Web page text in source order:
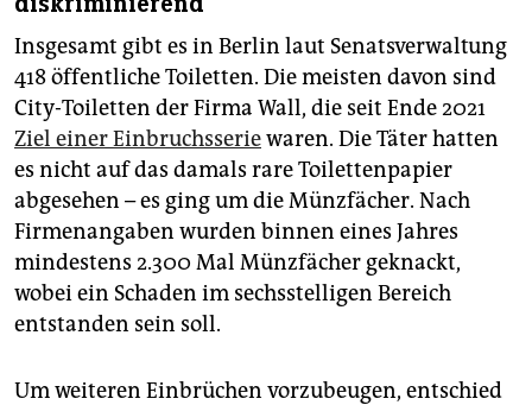
Insgesamt gibt es in Berlin laut Senatsverwaltung
418 öffentliche Toiletten. Die meisten davon sind
City-Toiletten der Firma Wall, die seit Ende 2021
Ziel einer Einbruchsseriewaren. Die Täter hatten
es nicht auf das damals rare Toilettenpapier
abgesehen – es ging um die Münzfächer. Nach
Firmenangaben wurden binnen eines Jahres
mindestens 2.300 Mal Münzfächer geknackt,
wobei ein Schaden im sechsstelligen Bereich
entstanden sein soll.
Um weiteren Einbrüchen vorzubeugen, entschied